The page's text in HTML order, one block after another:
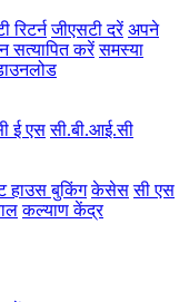
रिटर्न जीएसटी दरें अपने
सत्यापित करें समस्या
ई एस सी.बी.आई.सी
हाउस बुकिंग केसेस सी एस
कल्याण केंद्र